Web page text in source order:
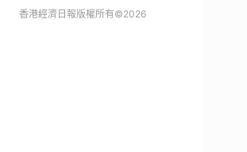
香港經濟日報版權所有©2026